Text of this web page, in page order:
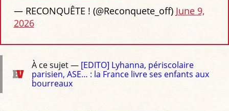
— RECONQUÊTE ! (@Reconquete_off) June 9,
2026
À ce sujet — [EDITO] Lyhanna, périscolaire
parisien, ASE… : la France livre ses enfants aux
bourreaux